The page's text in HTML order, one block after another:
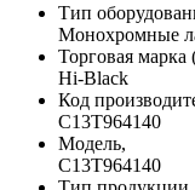
Тип
Монохромные
Торговая марка
Hi-Black
Код
C13T964140
Модель,
C13T964140